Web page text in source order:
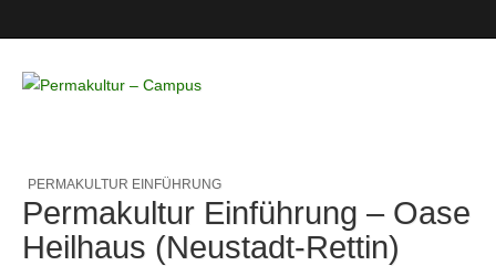
– Campus
PERMAKULTUR EINFÜHRUNG
Permakultur Einführung – Oase
Heilhaus (Neustadt-Rettin)